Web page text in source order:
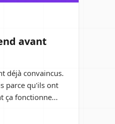
avant
déjà convaincus.
parce qu'ils ont
ça fonctionne...